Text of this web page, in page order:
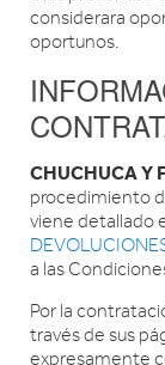
considerara
oportunos.
CHUCHUCA Y
procedimiento
viene detallado
a las
Por la
través de sus
expresamente